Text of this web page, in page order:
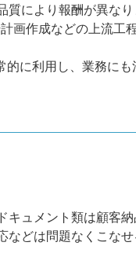
により報酬が異なり
画作成などの上流工
に利用し、業務に
キュメント類は顧客
などは問題なくこなせ